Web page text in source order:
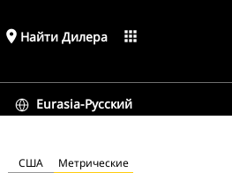
place Найти Дилера apps
Eurasia-Русский
США Метрические